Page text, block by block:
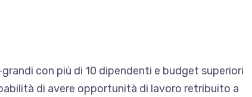
con più di 10 dipendenti e budget superiori
di avere opportunità di lavoro retribuito a